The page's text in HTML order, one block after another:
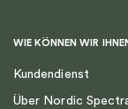
WIE KÖNNEN WIR
Kundendienst
Über Nordic